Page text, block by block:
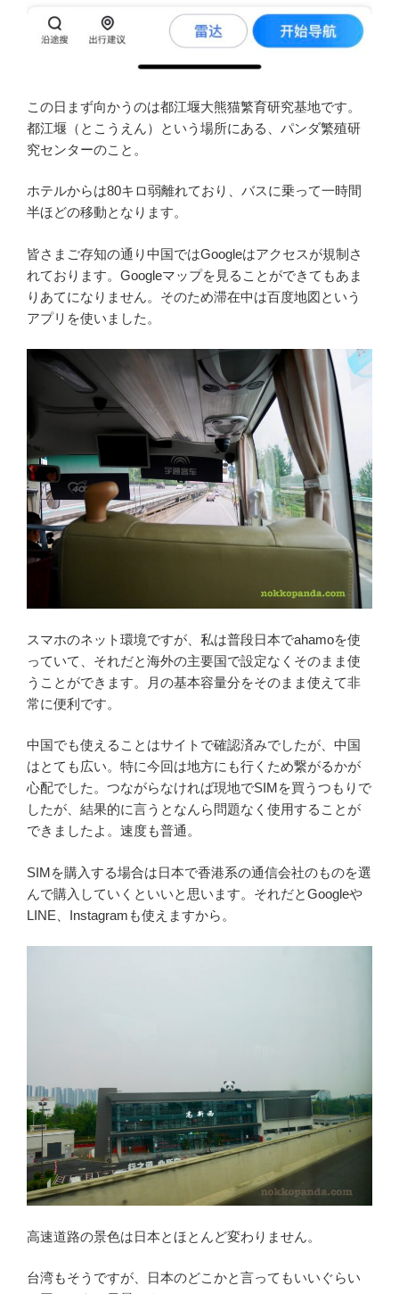
この日まず向かうのは都江堰大熊猫繁育研究基地です。
都江堰（とこうえん）という場所にある、パンダ繁殖研
究センターのこと。
ホテルからは80キロ弱離れており、バスに乗って一時間
半ほどの移動となります。
皆さまご存知の通り中国ではGoogleはアクセスが規制さ
れております。Googleマップを見ることができてもあま
りあてになりません。そのため滞在中は百度地図という
アプリを使いました。
スマホのネット環境ですが、私は普段日本でahamoを使
っていて、それだと海外の主要国で設定なくそのまま使
うことができます。月の基本容量分をそのまま使えて非
常に便利です。
中国でも使えることはサイトで確認済みでしたが、中国
はとても広い。特に今回は地方にも行くため繋がるかが
心配でした。つながらなければ現地でSIMを買うつもりで
したが、結果的に言うとなんら問題なく使用することが
できましたよ。速度も普通。
SIMを購入する場合は日本で香港系の通信会社のものを選
んで購入していくといいと思います。それだとGoogleや
LINE、Instagramも使えますから。
高速道路の景色は日本とほとんど変わりません。
台湾もそうですが、日本のどこかと言ってもいいぐらい